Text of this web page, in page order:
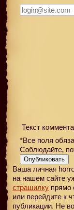
Текст
*Все поля
Соблюдайте,
Опубликовать
Ваша личная
на нашем сайте
страшилку прямо
или перейдите к
публикации. Не